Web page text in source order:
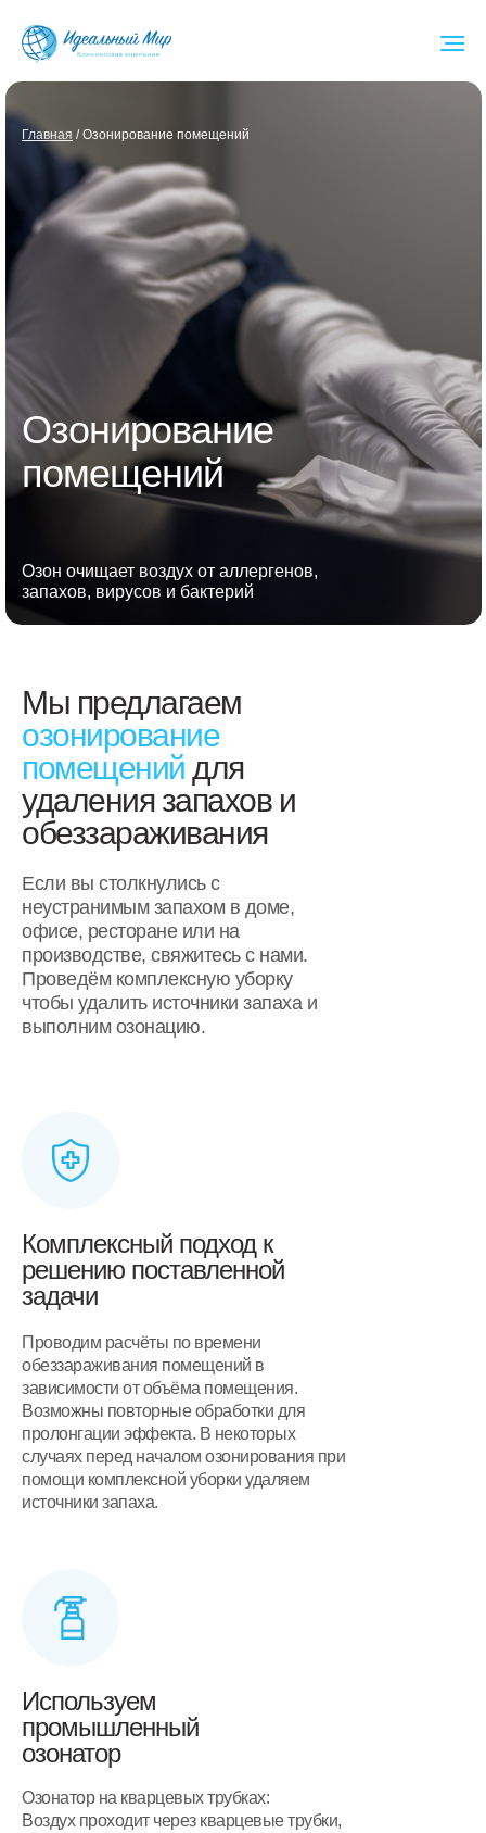
Озонирование
помещений
Озон очищает воздух от аллергенов,
запахов, вирусов и бактерий
Глав ная / Озонирование помещений
Мы предлагаем
озонирование
помещений для
удаления запахов и
обеззараживания
Если вы столкнулись с
неустранимым запахом в доме,
офисе, ресторане или на
производстве, свяжитесь с нами.
Проведём комплексную уборку
чтобы удалить источники запаха и
выполним озонацию.
Комплексный подход к
решению поставленной
задачи
Проводим расчёты по времени
обеззараживания помещений в
зависимости от объёма помещения.
Возможны повторные обработки для
пролонгации эффекта. В некоторых
случаях перед началом озонирования при
помощи комплексной уборки удаляем
источники запаха.
Используем
промышленный
озонатор
Озонатор на кварцевых трубках:
Воздух проходит через кварцевые трубки,